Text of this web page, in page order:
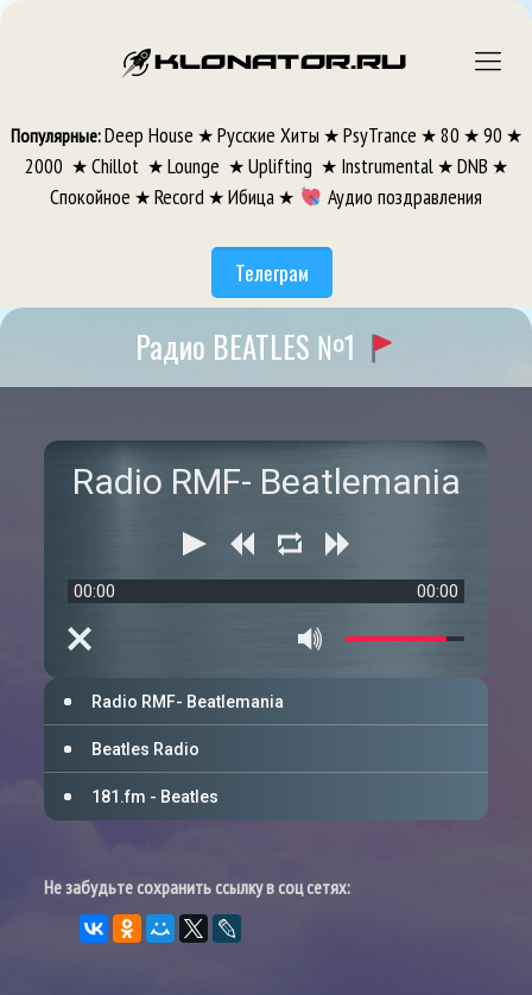
Популярные:Deep House ★ Русские Хиты ★ PsyTrance ★ 80 ★ 90 ★
2000 ★ Chillot ★ Lounge ★ Uplifting ★ Instrumental★ DNB ★
Спокойное ★Record ★Ибица ★ Аудио поздравления
Телеграм
Радио BEATLES №1
Radio RMF- Beatlemania
00:00 00:00
Radio RMF- Beatlemania
Beatles Radio
181.fm - Beatles
Не забудьте сохранить ссылку в соц сетях: